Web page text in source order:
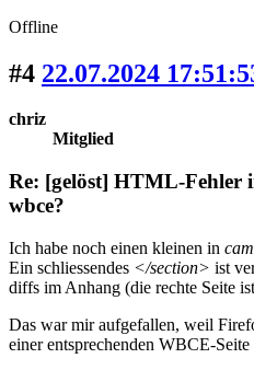
Offline
#4 22.07.2024
chriz
Mitglied
Re: [gelöst] HTML-Fehler
wbce?
Ich habe noch einen kleinen in
Ein schliessendes </section> ist
diffs im Anhang (die rechte Seite
Das war mir aufgefallen, weil
einer entsprechenden WBCE-